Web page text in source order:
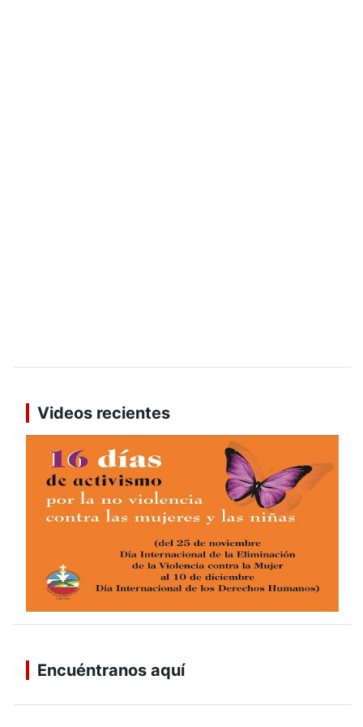
Videos recientes
Encuéntranos aquí